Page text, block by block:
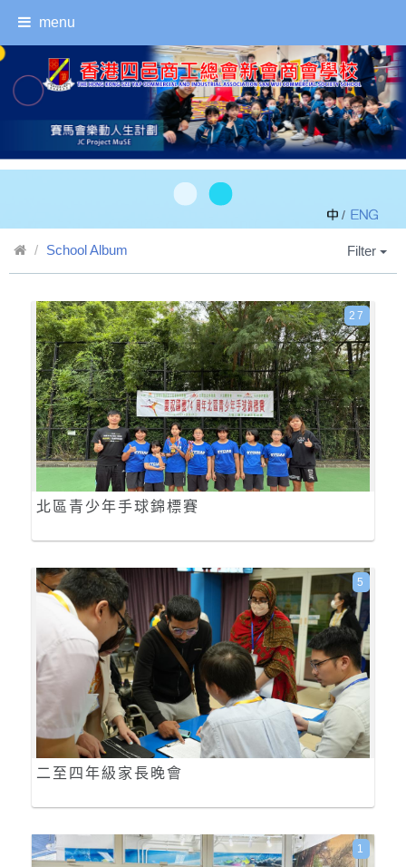
menu
/
School Album Filter
北區青少年手球錦標賽
27
二至四年級家長晚會
5
1